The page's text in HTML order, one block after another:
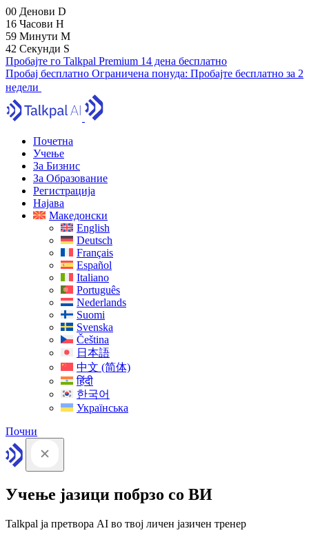
00 Денови D
16 Часови H
59 Минути M
41 Секунди S
Пробајте го Talkpal Premium 14 дена бесплатно
Пробај бесплатно Ограничена понуда: Пробајте бесплатно за 2
недели
Почетна
Учење
За Бизнис
За Образование
Регистрација
Најава
Македонски
English
Deutsch
Français
Español
Italiano
Português
Nederlands
Suomi
Svenska
Čeština
日本語
中文 (简体)
हिंदी
한국어
Українська
Почни
Учење јазици побрзо со ВИ
Talkpal ја претвора AI во твој личен јазичен тренер